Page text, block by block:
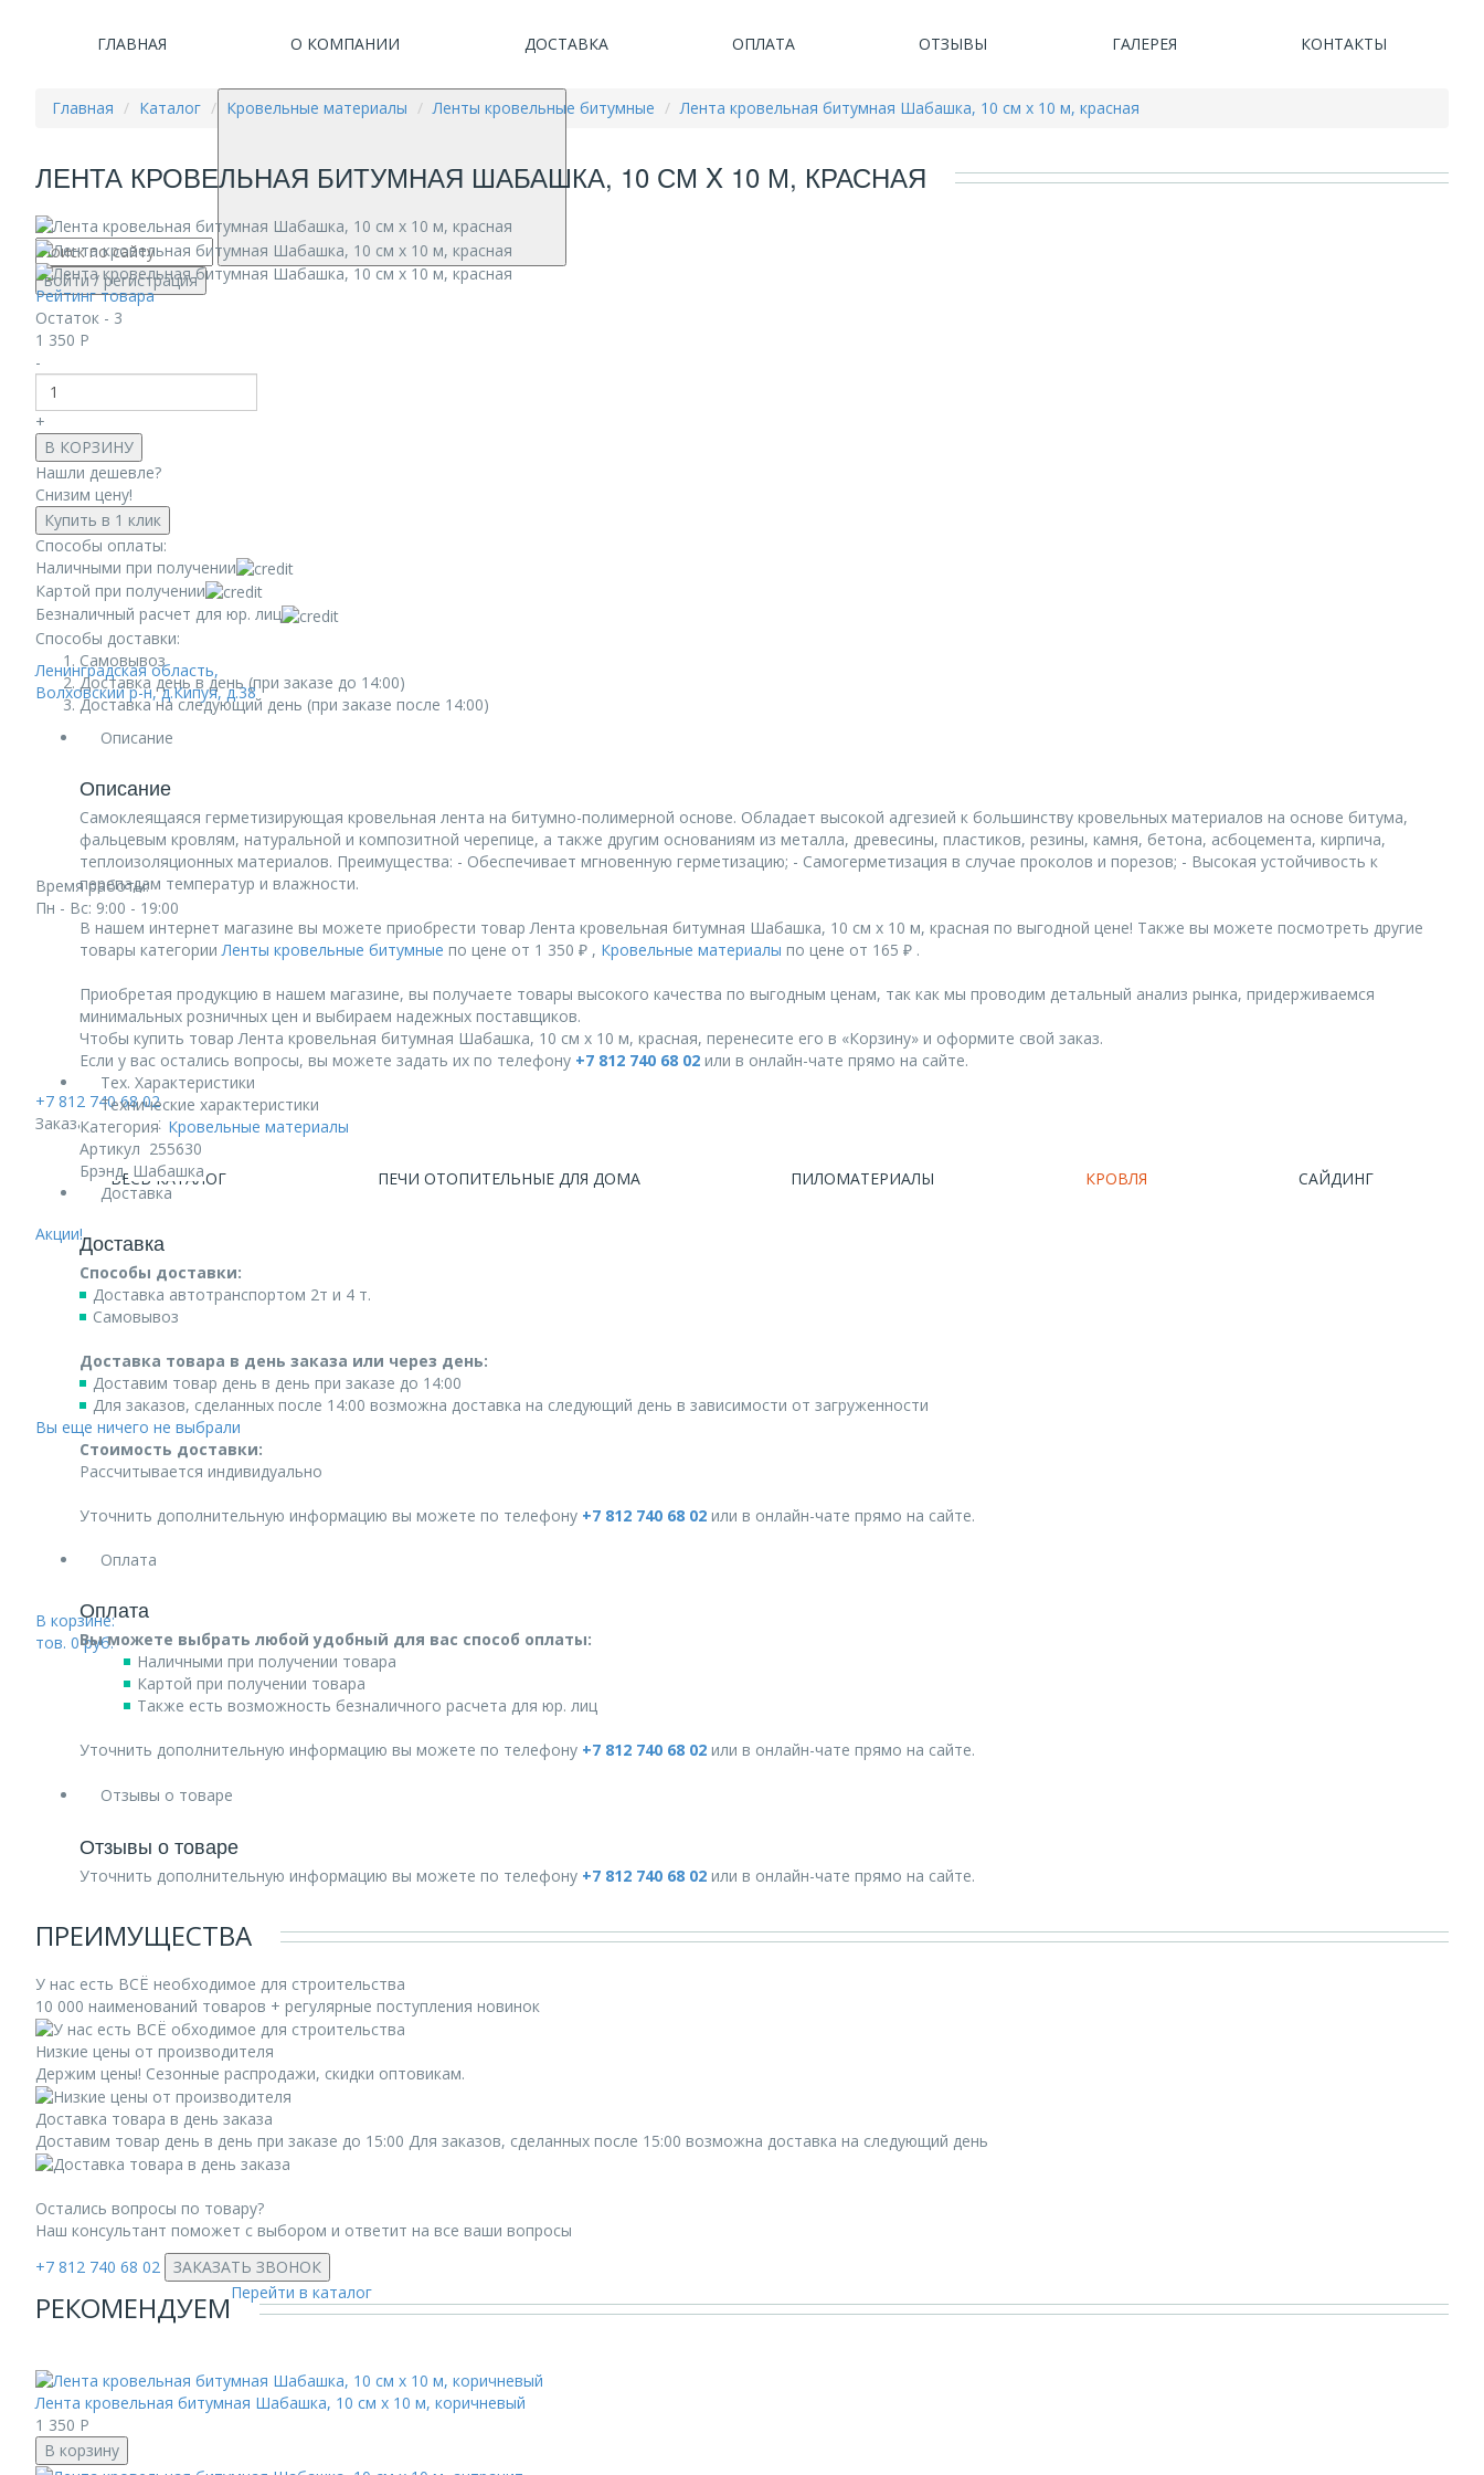
ГЛАВНАЯ О КОМПАНИИ ДОСТАВКА ОПЛАТА ОТЗЫВЫ ГАЛЕРЕЯ КОНТАКТЫ
войти/ регистрация
Ленинградская область,
Волховский р-н, д.Кипуя, д.38
Время работы:
Пн - Вс: 9:00 - 19:00
+7 812 740 68 02
Заказать звонок
ВЕСЬ КАТАЛОГ ПЕЧИ ОТОПИТЕЛЬНЫЕ ДЛЯ ДОМА ПИЛОМАТЕРИАЛЫ КРОВЛЯ САЙДИНГ
Акции!
Вы еще ничего не выбрали
В корзине:
тов. 0руб.
Главная Каталог Кровельные материалы Ленты кровельные битумные Лента кровельная битумная Шабашка, 10 см x 10 м, красная
ЛЕНТА КРОВЕЛЬНАЯ БИТУМНАЯ ШАБАШКА, 10 СМ X 10 М, КРАСНАЯ
Рейтинг товара
Остаток - 3
1 350 Р
-
+
В КОРЗИНУ
Нашли дешевле?
Снизим цену!
Купить в 1 клик
Способы оплаты:
Наличными при получении
Картой при получении
Безналичный расчет для юр. лиц
Способы доставки:
Самовывоз
Доставка день в день (при заказе до 14:00)
Доставка на следующий день (при заказе после 14:00)
Описание
Описание
Самоклеящаяся герметизирующая кровельная лента на битумно-полимерной основе. Обладает высокой адгезией к большинству кровельных материалов на основе битума,
фальцевым кровлям, натуральной и композитной черепице, а также другим основаниям из металла, древесины, пластиков, резины, камня, бетона, асбоцемента, кирпича,
теплоизоляционных материалов. Преимущества: - Обеспечивает мгновенную герметизацию; - Самогерметизация в случае проколов и порезов; - Высокая устойчивость к
перепадам температур и влажности.
В нашем интернет магазине вы можете приобрести товар Лента кровельная битумная Шабашка, 10 см x 10 м, красная по выгодной цене! Также вы можете посмотреть другие
товары категории Ленты кровельные битумные по цене от 1 350 ₽ , Кровельные материалы по цене от 165 ₽ .
Приобретая продукцию в нашем магазине, вы получаете товары высокого качества по выгодным ценам, так как мы проводим детальный анализ рынка, придерживаемся
минимальных розничных цен и выбираем надежных поставщиков.
Чтобы купить товар Лента кровельная битумная Шабашка, 10 см x 10 м, красная, перенесите его в «Корзину» и оформите свой заказ.
Если у вас остались вопросы, вы можете задать их по телефону +7 812 740 68 02 или в онлайн-чате прямо на сайте.
Тех. Характеристики
Технические характеристики
Категория Кровельные материалы
Артикул 255630
Брэнд Шабашка
Доставка
Доставка
Способы доставки:
Доставка автотранспортом 2т и 4 т.
Самовывоз
Доставка товара в день заказа или через день:
Доставим товар день в день при заказе до 14:00
Для заказов, сделанных после 14:00 возможна доставка на следующий день в зависимости от загруженности
Стоимость доставки:
Рассчитывается индивидуально
Уточнить дополнительную информацию вы можете по телефону +7 812 740 68 02 или в онлайн-чате прямо на сайте.
Оплата
Оплата
Вы можете выбрать любой удобный для вас способ оплаты:
Наличными при получении товара
Картой при получении товара
Также есть возможность безналичного расчета для юр. лиц
Уточнить дополнительную информацию вы можете по телефону +7 812 740 68 02 или в онлайн-чате прямо на сайте.
Отзывы о товаре
Отзывы о товаре
Уточнить дополнительную информацию вы можете по телефону +7 812 740 68 02 или в онлайн-чате прямо на сайте.
ПРЕИМУЩЕСТВА
У нас есть ВСЁ необходимое для строительства
10 000 наименований товаров + регулярные поступления новинок
Низкие цены от производителя
Держим цены! Сезонные распродажи, скидки оптовикам.
Доставка товара в день заказа
Доставим товар день в день при заказе до 15:00 Для заказов, сделанных после 15:00 возможна доставка на следующий день
Остались вопросы по товару?
Наш консультант поможет с выбором и ответит на все ваши вопросы
+7 812 740 68 02
ЗАКАЗАТЬ ЗВОНОК
РЕКОМЕНДУЕМПерейти в каталог
Лента кровельная битумная Шабашка, 10 см x 10 м, коричневый
1 350 Р
В корзину